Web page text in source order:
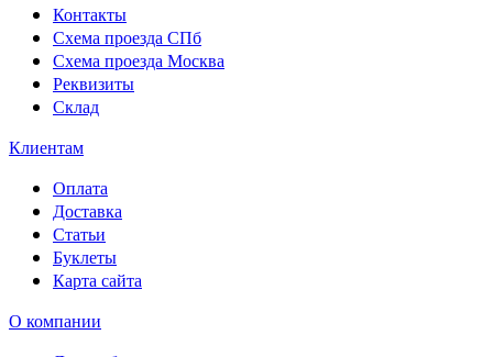
Контакты
Схема проезда СПб
Схема проезда Москва
Реквизиты
Склад
Клиентам
Оплата
Доставка
Статьи
Буклеты
Карта сайта
О компании